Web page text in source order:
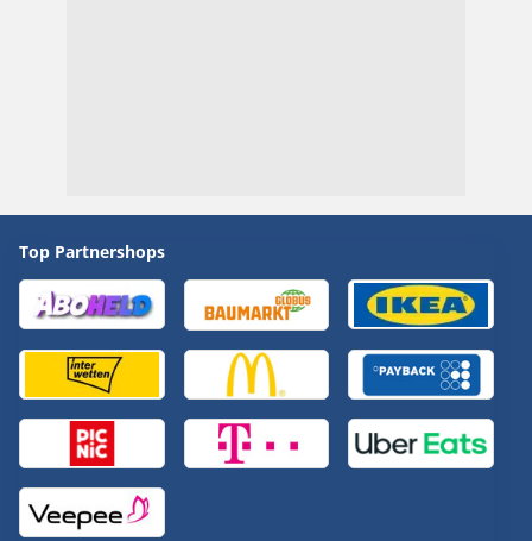
Top Partnershops